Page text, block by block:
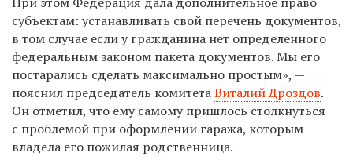
субъектам: устанавливать свой перечень документов,
в том случае если у гражданина нет определенного
федеральным законом пакета документов. Мы его
постарались сделать максимально простым», —
пояснил председатель комитетаВиталий Дроздов.
Он отметил, что ему самому пришлось столкнуться
с проблемой при оформлении гаража, которым
владела его пожилая родственница.